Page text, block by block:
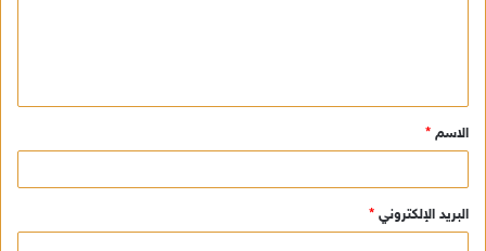
ق
*
الاسم *
البريد الإلكتروني *